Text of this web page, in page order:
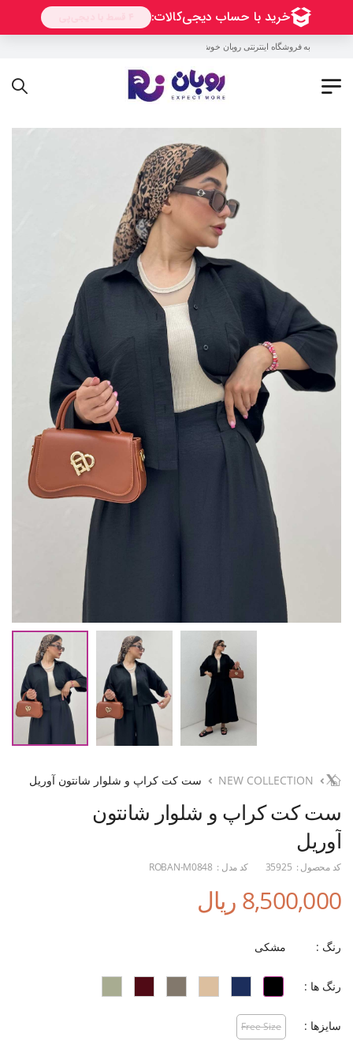
به فروشگاه اینترنتی روبان خوش آمدید !
NEW COLLECTION ست کت کراپ و شلوار شانتون آوریل
ست کت کراپ و شلوار شانتون
آوریل
کد محصول : 35925 کد مدل : ROBAN-M0848
8,500,000 ریال
رنگ : مشکی
رنگ ها :
سایزها : Free Size